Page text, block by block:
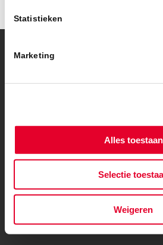
Statistieken
Marketing
Alles toestaan
Selectie
Weigeren
© Copyright – BanBouw | Onderdeel van de